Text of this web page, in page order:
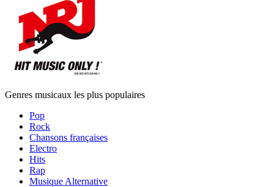
Genres musicaux les plus populaires
Pop
Rock
Chansons françaises
Electro
Hits
Rap
Musique Alternative